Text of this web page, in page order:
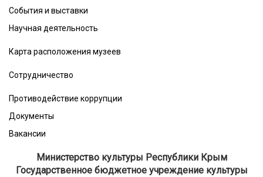
События и выставки
Научная деятельность
Карта расположения музеев
Сотрудничество
Противодействие коррупции
Документы
Вакансии
Министерство культуры Республики Крым
Государственное бюджетное учреждение культуры